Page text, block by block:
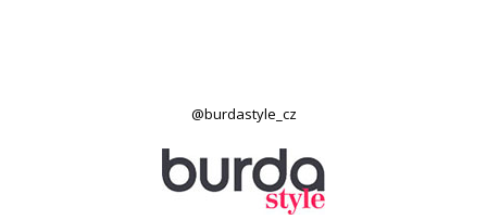
@burdastyle_cz